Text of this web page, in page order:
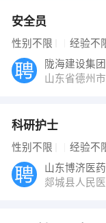
安全员
性别不限 经验不
陇海建设集
山东省德州
科研护士
性别不限 经验不
山东博济医
郯城县人民